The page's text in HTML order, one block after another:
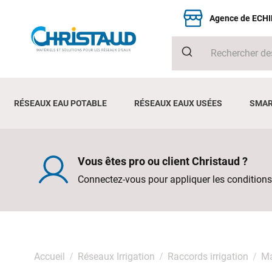
Agence de
RÉSEAUX EAU POTABLE RÉSEAUX EAUX USÉES
Vous êtes pro ou client Christaud ?
Connectez-vous pour appliquer les
Accueil Réseaux Irrigation Raccords irrigation